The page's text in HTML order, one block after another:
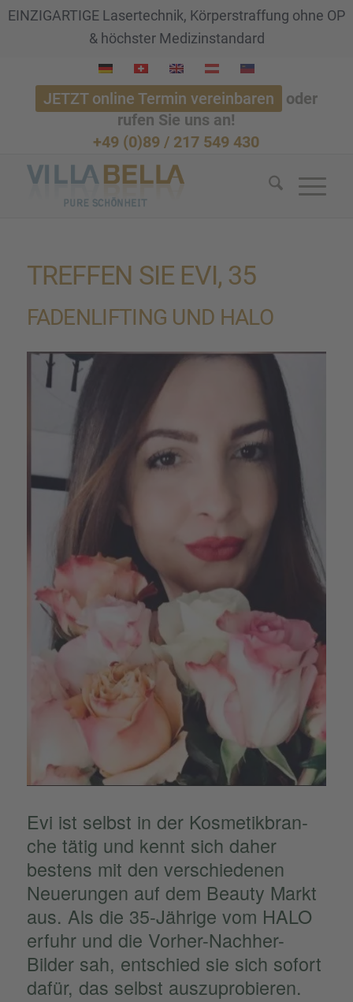
EINZIGARTIGE Lasertechnik, Körperstraffung ohne OP
& höchster Medizinstandard
JETZT online Termin vereinbaren
oder
rufen Sie uns an!
+49 (0)89 / 217 549 430
TREFFEN SIE EVI, 35
FADEN­LIF­TING UND HALO
Evi ist selbst in der Kosme­tik­bran­
che tätig und kennt sich daher
bestens mit den verschie­de­nen
Neuerun­gen auf dem Beauty Markt
aus. Als die 35-Jährige vom HALO
erfuhr und die Vorher-Nachher-
Bilder sah, entschied sie sich sofort
dafür, das selbst auszu­pro­bie­ren.